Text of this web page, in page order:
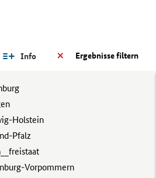
Ergebnisse filtern
Info
Holstein
Pfalz
Vorpommern